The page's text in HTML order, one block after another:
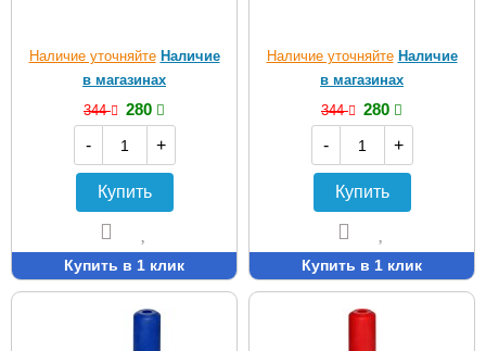
Наличие уточняйте Наличие
в магазинах
344
280
-
+
Купить
Купить в 1 клик
Наличие уточняйте Наличие
в магазинах
344
280
-
+
Купить
Купить в 1 клик